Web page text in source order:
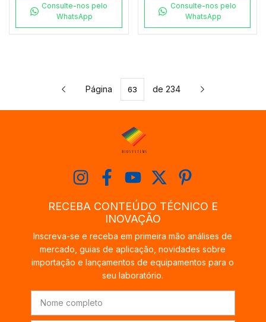
Consulte-nos pelo
WhatsApp
Consulte-nos pelo
WhatsApp
Página de 234
RECEBA CONTEÚDO TÉCNICO E
INOVAÇÃO
Inscreva-se e receba em primeira mão análises de
mercado, guias de aplicação, novidades sobre
importação e lançamentos de equipamentos para o
seu laboratório.